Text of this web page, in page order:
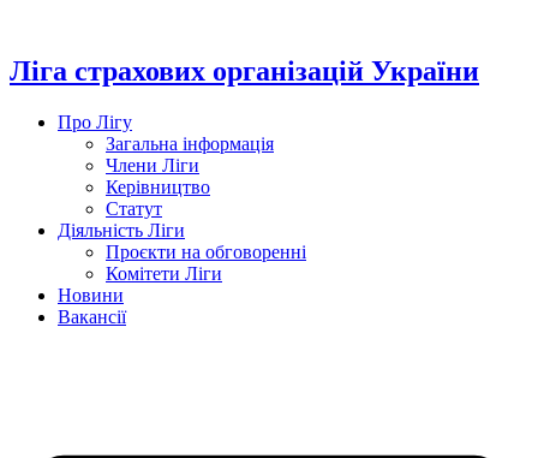
вмісту
Ліга страхових організацій України
Про Лігу
Загальна інформація
Члени Ліги
Керівництво
Статут
Діяльність Ліги
Проєкти на обговоренні
Комітети Ліги
Новини
Вакансії